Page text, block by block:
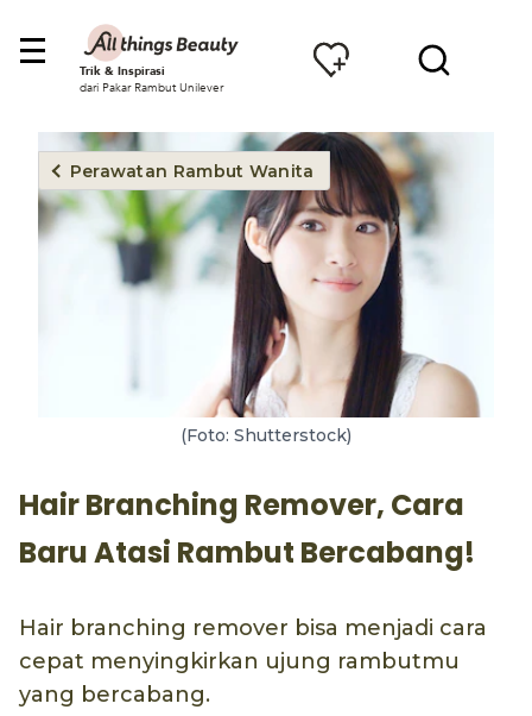
Trik & Inspirasi
dari Pakar Rambut Unilever
Perawatan Rambut Wanita
(Foto: Shutterstock)
Hair Branching Remover, Cara
Baru Atasi Rambut Bercabang!
Hair branching remover bisa menjadi cara
cepat menyingkirkan ujung rambutmu
yang bercabang.